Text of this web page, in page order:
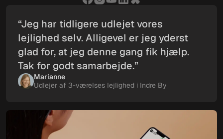
“Jeg har tidligere udlejet vores
lejlighed selv. Alligevel er jeg yderst
glad for, at jeg denne gang fik hjælp.
Tak for godt samarbejde.”
Marianne
Udlejer af 3-værelses lejlighed i Indre By